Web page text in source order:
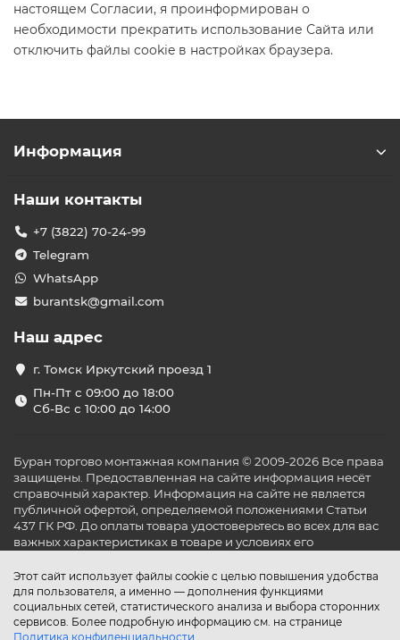
настоящем Согласии, я проинформирован о
необходимости прекратить использование Сайта или
отключить файлы cookie в настройках браузера.
Этот сайт использует файлы cookie с целью повышения удобства
для пользователя, а именно — дополнения функциями
социальных сетей, статистического анализа и выбора сторонних
сервисов. Более подробную информацию см. на странице
Политика конфиденциальности
Информация
Наши контакты
+7 (3822) 70-24-99
Telegram
WhatsApp
burantsk@gmail.com
Наш адрес
г. Томск Иркутский проезд 1
Пн-Пт с 09:00 до 18:00
Сб-Вс с 10:00 до 14:00
Буран торгово монтажная компания © 2009-2026 Все права
защищены. Предоставленная на сайте информация несёт
справочный характер. Информация на сайте не является
публичной офертой, определяемой положениями Статьи
437 ГК РФ. До оплаты товара удостоверьтесь во всех для вас
важных характеристиках в товаре и условиях его